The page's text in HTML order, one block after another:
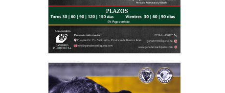
podría
el
es
de la